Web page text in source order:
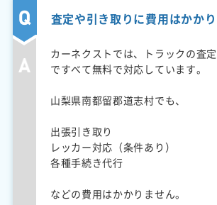
査定や引き取りに費用はかか
カーネクストでは、トラックの査
ですべて無料で対応しています。
山梨県南都留郡道志村でも、
出張引き取り
レッカー対応（条件あり）
各種手続き代行
などの費用はかかりません。